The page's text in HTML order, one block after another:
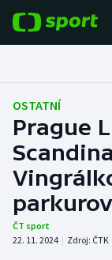
Fotbal
Hokej
Tenis
Atletika
OSTATNÍ
Prague
ČT sport
22. 11. 2024 | Zdroj: ČTK